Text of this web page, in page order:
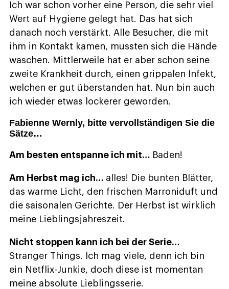
Ich war schon vorher eine Person, die sehr viel
Wert auf Hygiene gelegt hat. Das hat sich
danach noch verstärkt. Alle Besucher, die mit
ihm in Kontakt kamen, mussten sich die Hände
waschen. Mittlerweile hat er aber schon seine
zweite Krankheit durch, einen grippalen Infekt,
welchen er gut überstanden hat. Nun bin auch
ich wieder etwas lockerer geworden.
Fabienne Wernly, bitte vervollständigen Sie die
Sätze…
Am besten entspanne ich mit… Baden!
Am Herbst mag ich… alles! Die bunten Blätter,
das warme Licht, den frischen Marroniduft und
die saisonalen Gerichte. Der Herbst ist wirklich
meine Lieblingsjahreszeit.
Nicht stoppen kann ich bei der Serie…
Stranger Things. Ich mag viele, denn ich bin
ein Netflix-Junkie, doch diese ist momentan
meine absolute Lieblingsserie.